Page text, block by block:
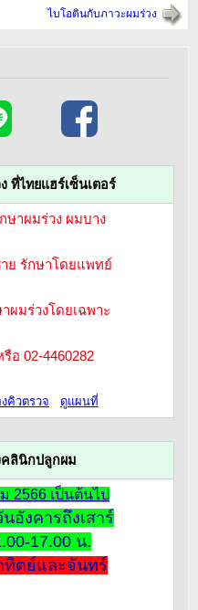
ไบโอตินกับภาวะผมร่วง
ที่ไทยแฮร์เซ็นเตอร์
ษาผมร่วง ผมบาง
ย รักษาโดยแพทย์
มร่วงโดยเฉพาะ
อ 02-4460282
คิวตรวจ ดูแผนที่
คลินิกปลูกผม
2566 เป็นต้นไป
อังคารถึงเสาร์
17.00 น.
ทิตย์และจันทร์